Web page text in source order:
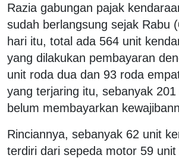
Razia gabungan pajak
sudah berlangsung sejak Rabu
hari itu, total ada 564 unit
yang dilakukan pembayaran
unit roda dua dan 93 roda
yang terjaring itu, sebanyak
belum membayarkan
Rinciannya, sebanyak 62 unit
terdiri dari sepeda motor 59